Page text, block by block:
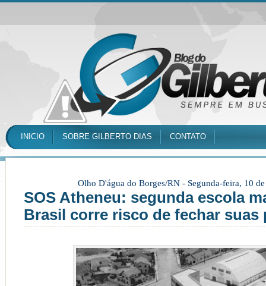
INICIO SOBRE GILBERTO DIAS CONTATO
Olho D'água do Borges/RN - Segunda-feira, 10
SOS Atheneu: segunda escola
Brasil corre risco de fechar suas